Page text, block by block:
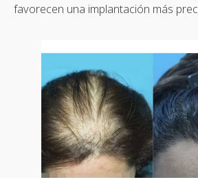
favorecen una implantación más